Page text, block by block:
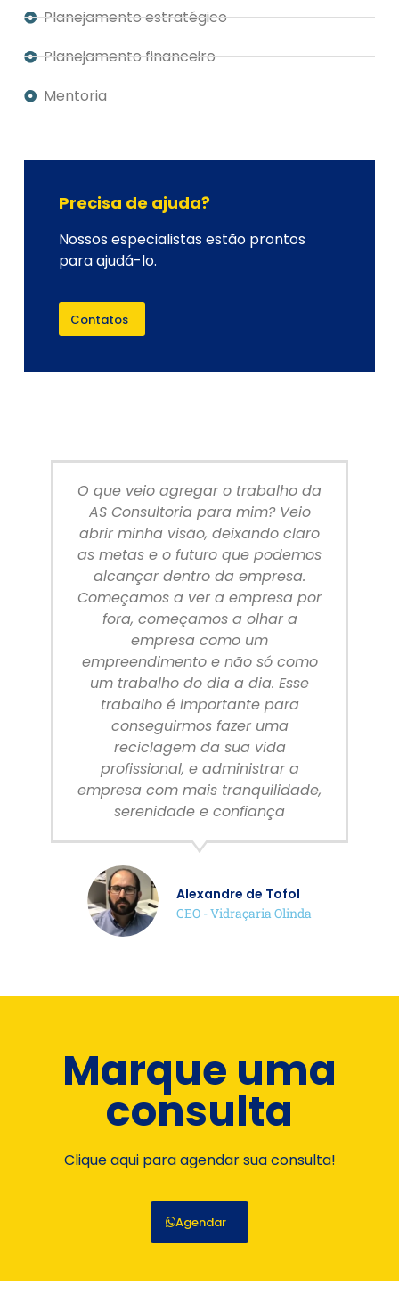
Planejamento estratégico
Planejamento financeiro
Mentoria
Precisa de ajuda?
Nossos especialistas estão prontos
para ajudá-lo.
Contatos
O que veio agregar o trabalho da
AS Consultoria para mim? Veio
abrir minha visão, deixando claro
as metas e o futuro que podemos
alcançar dentro da empresa.
Começamos a ver a empresa por
fora, começamos a olhar a
empresa como um
empreendimento e não só como
um trabalho do dia a dia. Esse
trabalho é importante para
conseguirmos fazer uma
reciclagem da sua vida
profissional, e administrar a
empresa com mais tranquilidade,
serenidade e confiança
Alexandre de Tofol
CEO - Vidraçaria Olinda
Marque uma
consulta
Clique aqui para agendar sua consulta!
Agendar